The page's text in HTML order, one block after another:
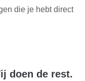
die je hebt direct
doen de rest.